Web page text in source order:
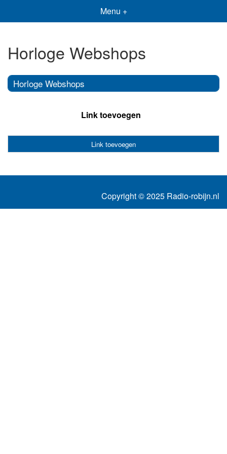
Menu +
Horloge Webshops
Horloge Webshops
Link toevoegen
Link toevoegen
Copyright © 2025 Radio-robijn.nl